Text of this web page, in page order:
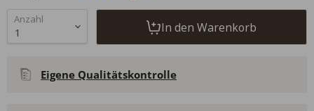
Anzahl
In den Warenkorb
Eigene Qualitätskontrolle